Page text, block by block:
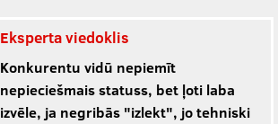
Eksperta viedoklis
Konkurentu vidū nepiemīt
nepieciešmais statuss, bet ļoti laba
izvēle, ja negribās "izlekt", jo tehniski